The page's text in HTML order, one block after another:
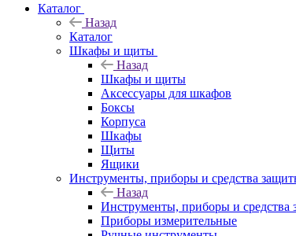
Каталог
Назад
Каталог
Шкафы и щиты
Назад
Шкафы и щиты
Аксессуары для шкафов
Боксы
Корпуса
Шкафы
Щиты
Ящики
Инструменты, приборы и средства
Назад
Инструменты, приборы и средства
Приборы измерительные